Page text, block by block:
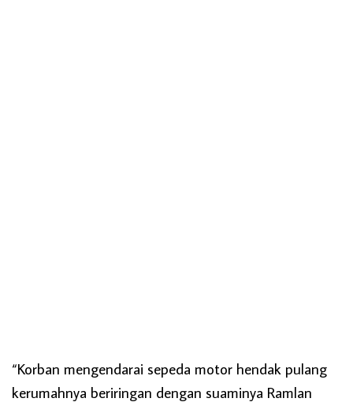
“Korban mengendarai sepeda motor hendak pulang
kerumahnya beriringan dengan suaminya Ramlan